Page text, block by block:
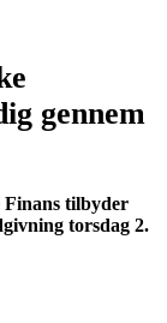
gennem
Finans tilbyder
torsdag 2.